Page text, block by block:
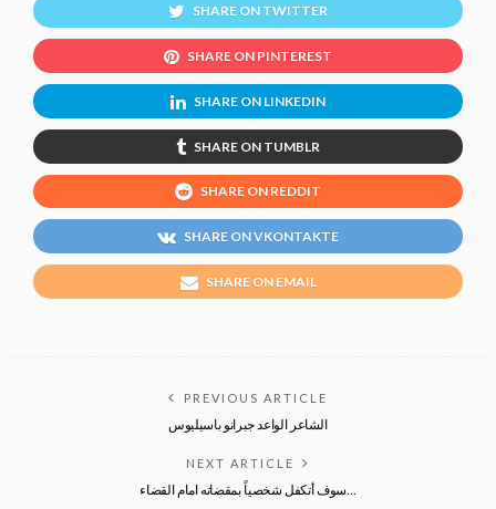
SHARE ON TWITTER
SHARE ON PINTEREST
SHARE ON LINKEDIN
SHARE ON TUMBLR
SHARE ON REDDIT
SHARE ON VKONTAKTE
SHARE ON EMAIL
PREVIOUS ARTICLE
الشاعر الواعد جبرانو باسيليوس
NEXT ARTICLE
سوف أتكفل شخصياً بمقضاته امام القضاء…